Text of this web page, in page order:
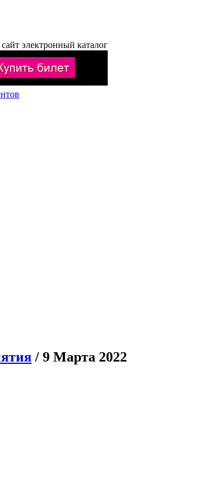
сайт электронный каталог
/ 9 Марта 2022